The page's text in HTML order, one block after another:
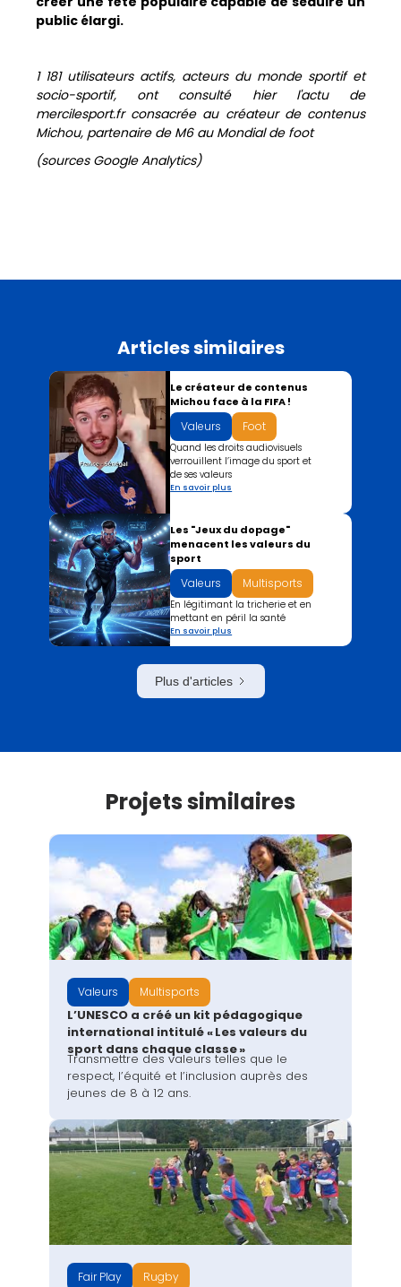
public élargi.
1 181 utilisateurs actifs, acteurs du monde sportif et
socio-sportif, ont consulté hier l'actu de
mercilesport.fr consacrée au créateur de contenus
Michou, partenaire de M6 au Mondial de foot
(sources Google Analytics)
Articles similaires
Le créateur de contenus
Michou face à la FIFA !
Valeurs Foot
Quand les droits audiovisuels
verrouillent l’image du sport et
de ses valeurs
En savoir plus
Les "Jeux du dopage"
menacent les valeurs du
sport
Valeurs Multisports
En légitimant la tricherie et en
mettant en péril la santé
En savoir plus
Plus d'articles
Projets similaires
Valeurs Multisports
L’UNESCO a créé un kit pédagogique
international intitulé « Les valeurs du
sport dans chaque classe »
Transmettre des valeurs telles que le
respect, l’équité et l’inclusion auprès des
jeunes de 8 à 12 ans.
Fair Play Rugby